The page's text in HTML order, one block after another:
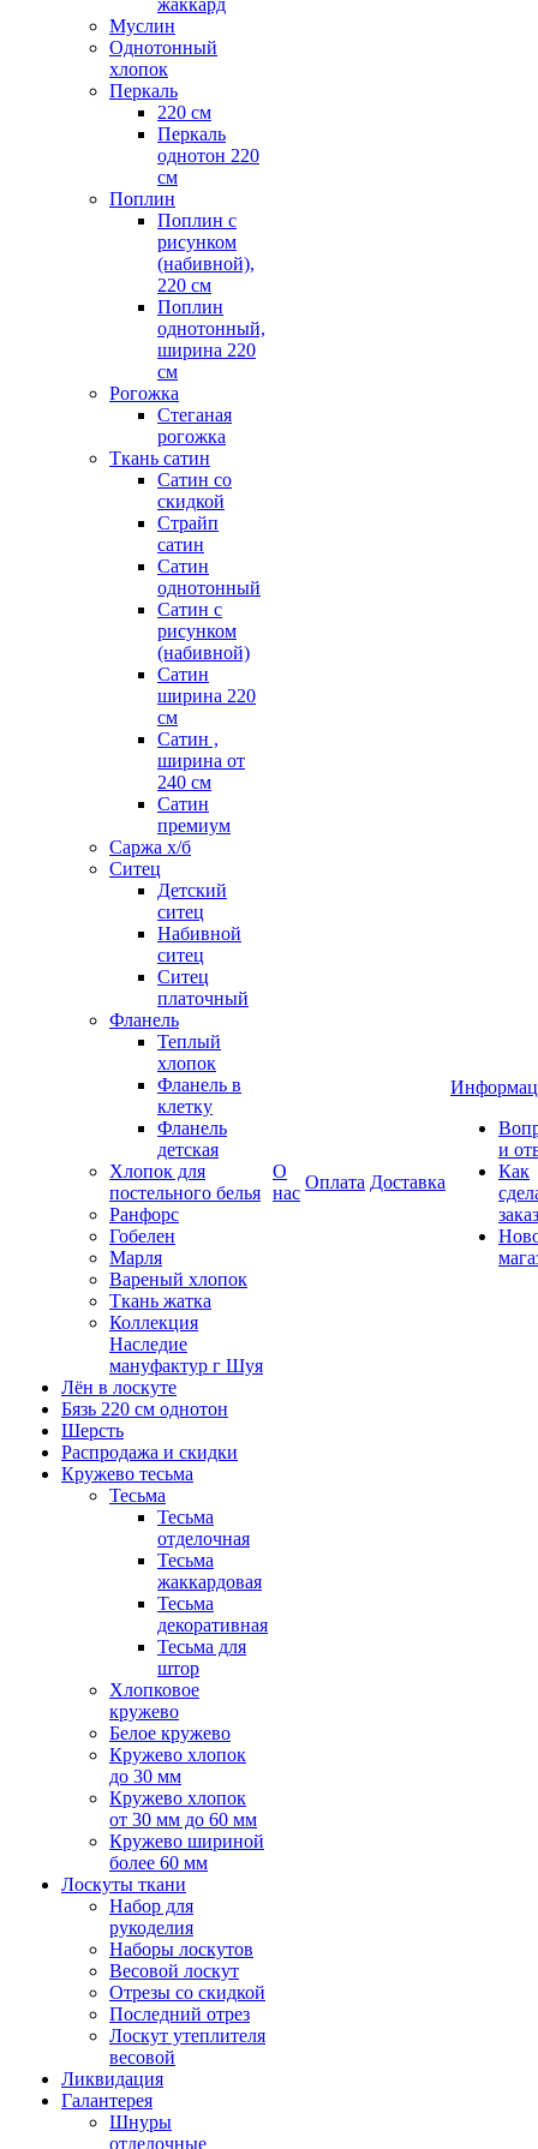
жаккард
Муслин
Однотонный
хлопок
Перкаль
220 см
Перкаль
однотон 220
см
Поплин
Поплин с
рисунком
(набивной),
220 см
Поплин
однотонный,
ширина 220
см
Рогожка
Стеганая
рогожка
Ткань сатин
Сатин со
скидкой
Страйп
сатин
Сатин
однотонный
Сатин с
рисунком
(набивной)
Сатин
ширина 220
см
Сатин ,
ширина от
240 см
Сатин
премиум
Саржа х/б
Ситец
Детский
ситец
Набивной
ситец
Ситец
платочный
Фланель
Теплый
хлопок
Фланель в
клетку
Фланель
детская
Хлопок для
постельного белья
Ранфорс
Гобелен
Марля
Вареный хлопок
Ткань жатка
Коллекция
Наследие
мануфактур г Шуя
Лён в лоскуте
Бязь 220 см однотон
Шерсть
Распродажа и скидки
Кружево тесьма
Тесьма
Тесьма
отделочная
Тесьма
жаккардовая
Тесьма
декоративная
Тесьма для
штор
Хлопковое
кружево
Белое кружево
Кружево хлопок
до 30 мм
Кружево хлопок
от 30 мм до 60 мм
Кружево шириной
более 60 мм
Лоскуты ткани
Набор для
рукоделия
Наборы лоскутов
Весовой лоскут
Отрезы со скидкой
Последний отрез
Лоскут утеплителя
весовой
Ликвидация
Галантерея
Шнуры
отделочные
О
нас
Оплата Доставка
и
Как
заказ